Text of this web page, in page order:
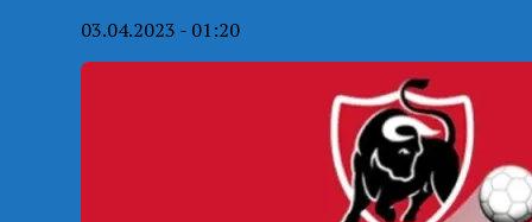
03.04.2023 - 01:20